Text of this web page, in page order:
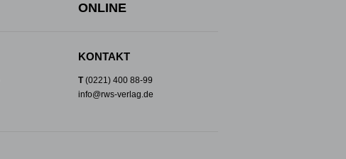
ONLINE
KONTAKT
T(0221) 400 88-99
info@rws-verlag.de